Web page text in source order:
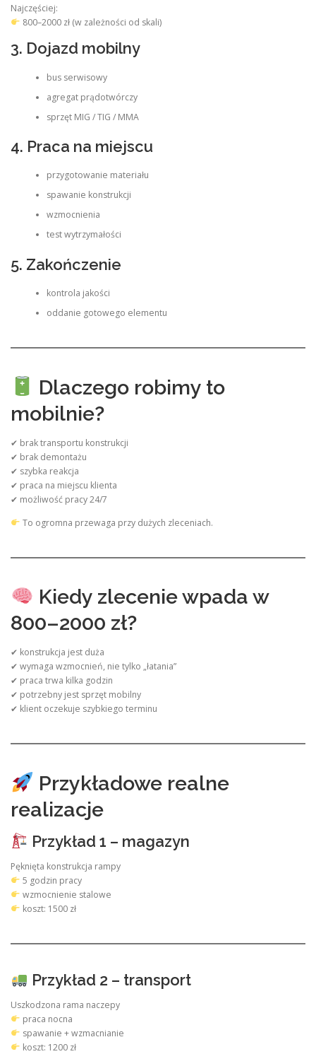
Najczęściej:
800–2000 zł (w zależności od skali)
3. Dojazd mobilny
bus serwisowy
agregat prądotwórczy
sprzęt MIG / TIG / MMA
4. Praca na miejscu
przygotowanie materiału
spawanie konstrukcji
wzmocnienia
test wytrzymałości
5. Zakończenie
kontrola jakości
oddanie gotowego elementu
Dlaczego robimy to
mobilnie?
✔ brak transportu konstrukcji
✔ brak demontażu
✔ szybka reakcja
✔ praca na miejscu klienta
✔ możliwość pracy 24/7
To ogromna przewaga przy dużych zleceniach.
Kiedy zlecenie wpada w
800–2000 zł?
✔ konstrukcja jest duża
✔ wymaga wzmocnień, nie tylko „łatania”
✔ praca trwa kilka godzin
✔ potrzebny jest sprzęt mobilny
✔ klient oczekuje szybkiego terminu
Przykładowe realne
realizacje
Przykład 1 – magazyn
Pęknięta konstrukcja rampy
5 godzin pracy
wzmocnienie stalowe
koszt: 1500 zł
Przykład 2 – transport
Uszkodzona rama naczepy
praca nocna
spawanie + wzmacnianie
koszt: 1200 zł